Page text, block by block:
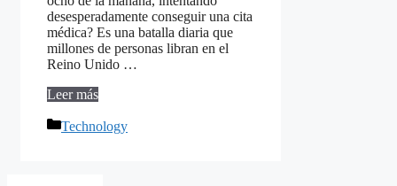
desesperadamente conseguir una cita
médica? Es una batalla diaria que
millones de personas libran en el
Reino Unido …
Leer más
Categorías
Technology